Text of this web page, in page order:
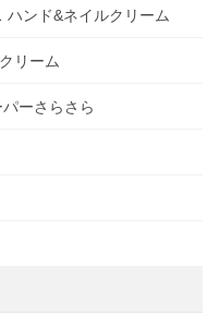
ハンド&ネイルクリーム
リーム
ーさらさら